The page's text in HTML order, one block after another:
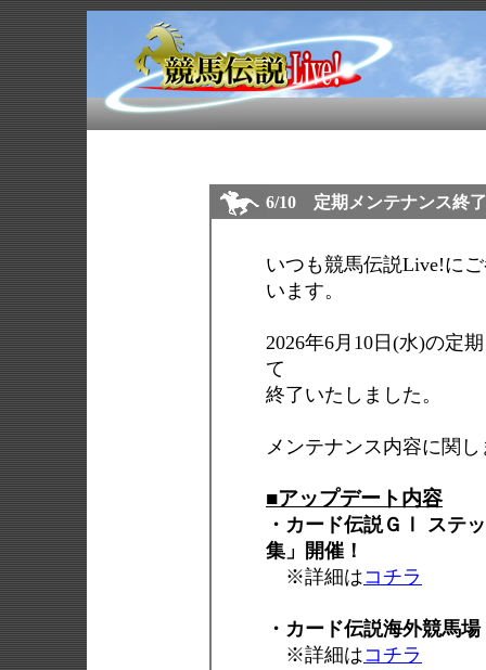
6/10 定期メンテナンス終
いつも競馬伝説Live!に
います。
2026年6月10日(水)の定
て
終了いたしました。
メンテナンス内容に関
■アップデート内容
・カード伝説ＧⅠ ステ
集」開催！
※詳細はコチラ
・カード伝説海外競馬
※詳細はコチラ